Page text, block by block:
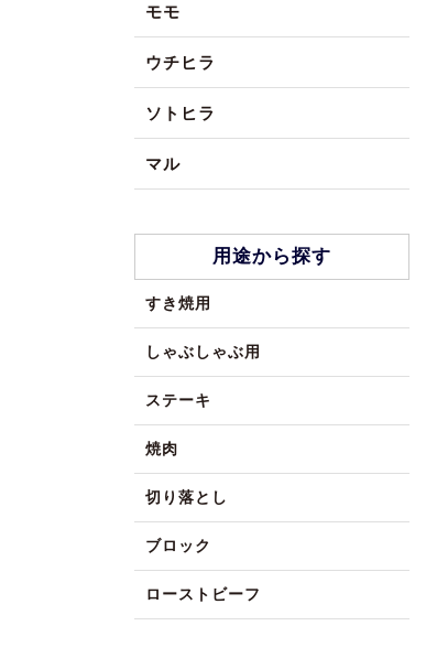
モモ
ウチヒラ
ソトヒラ
マル
用途から探す
すき焼用
しゃぶしゃぶ用
ステーキ
焼肉
切り落とし
ブロック
ローストビーフ